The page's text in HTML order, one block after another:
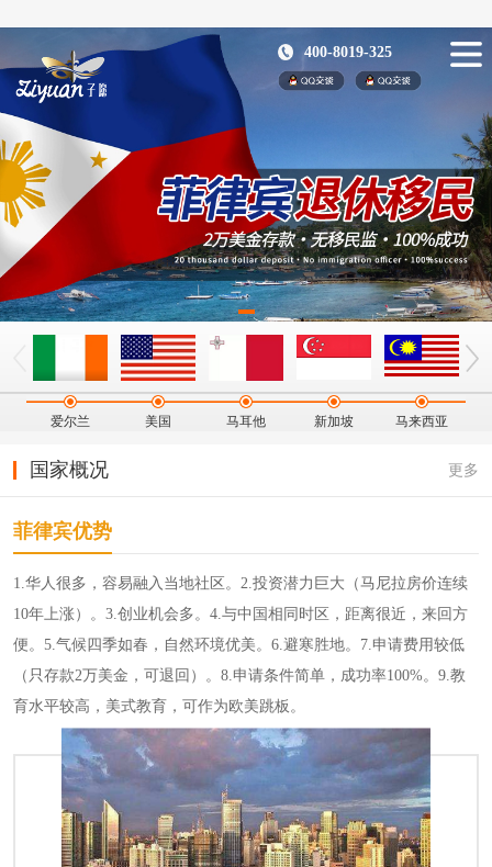
400-8019-325
爱尔兰 美国 马耳他 新加坡 马来西亚
国家概况 更多
菲律宾优势
1.华人很多，容易融入当地社区。2.投资潜力巨大（马尼拉房价连续
10年上涨）。3.创业机会多。4.与中国相同时区，距离很近，来回方
便。5.气候四季如春，自然环境优美。6.避寒胜地。7.申请费用较低
（只存款2万美金，可退回）。8.申请条件简单，成功率100%。9.教
育水平较高，美式教育，可作为欧美跳板。